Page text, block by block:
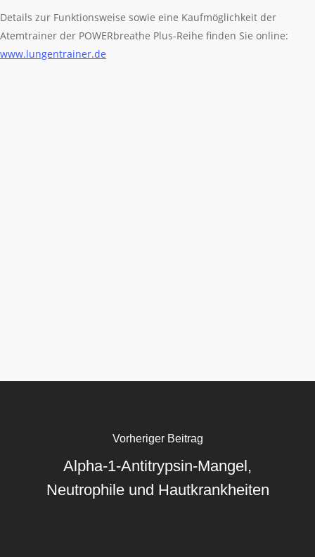
Details zur Funktionsweise sowie eine Kaufmöglichkeit der
Atemtrainer der POWERbreathe Plus-Reihe finden Sie online:
www.lungentrainer.de
Vorheriger Beitrag
Alpha-1-Antitrypsin-Mangel,
Neutrophile und Hautkrankheiten